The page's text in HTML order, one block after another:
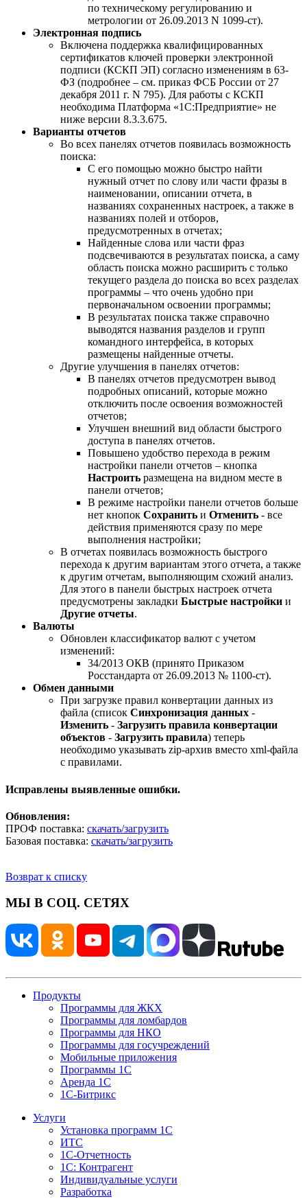
по техническому регулированию и
метрологии от 26.09.2013 N 1099-ст).
Электронная подпись
Включена поддержка квалифицированных
сертификатов ключей проверки электронной
подписи (КСКП ЭП) согласно изменениям в 63-
ФЗ (подробнее – см. приказ ФСБ России от 27
декабря 2011 г. N 795). Для работы с КСКП
необходима Платформа «1С:Предприятие» не
ниже версии 8.3.3.675.
Варианты отчетов
Во всех панелях отчетов появилась возможность
поиска:
С его помощью можно быстро найти
нужный отчет по слову или части фразы в
наименовании, описании отчета, в
названиях сохраненных настроек, а также в
названиях полей и отборов,
предусмотренных в отчетах;
Найденные слова или части фраз
подсвечиваются в результатах поиска, а саму
область поиска можно расширить с только
текущего раздела до поиска во всех разделах
программы – что очень удобно при
первоначальном освоении программы;
В результатах поиска также справочно
выводятся названия разделов и групп
командного интерфейса, в которых
размещены найденные отчеты.
Другие улучшения в панелях отчетов:
В панелях отчетов предусмотрен вывод
подробных описаний, которые можно
отключить после освоения возможностей
отчетов;
Улучшен внешний вид области быстрого
доступа в панелях отчетов.
Повышено удобство перехода в режим
настройки панели отчетов – кнопка
Настроить размещена на видном месте в
панели отчетов;
В режиме настройки панели отчетов больше
нет кнопок Сохранить и Отменить - все
действия применяются сразу по мере
выполнения настройки;
В отчетах появилась возможность быстрого
перехода к другим вариантам этого отчета, а также
к другим отчетам, выполняющим схожий анализ.
Для этого в панели быстрых настроек отчета
предусмотрены закладки Быстрые настройки и
Другие отчеты.
Валюты
Обновлен классификатор валют с учетом
изменений:
34/2013 ОКВ (принято Приказом
Росстандарта от 26.09.2013 № 1100-ст).
Обмен данными
При загрузке правил конвертации данных из
файла (список Синхронизация данных -
Изменить - Загрузить правила конвертации
объектов - Загрузить правила) теперь
необходимо указывать zip-архив вместо xml-файла
с правилами.
Исправлены выявленные ошибки.
Обновления:
ПРОФ поставка: скачать/загрузить
Базовая поставка: скачать/загрузить
Возврат к списку
МЫ В СОЦ. СЕТЯХ
Продукты
Программы для ЖКХ
Программы для ломбардов
Программы для НКО
Программы для госучреждений
Мобильные приложения
Программы 1С
Аренда 1С
1С-Битрикс
Услуги
Установка программ 1С
ИТС
1С-Отчетность
1С: Контрагент
Индивидуальные услуги
Разработка